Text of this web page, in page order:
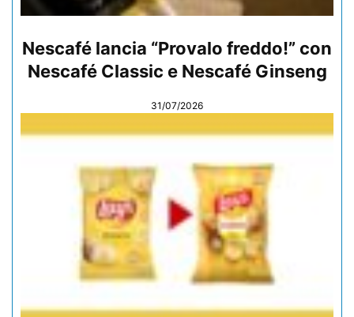
Nescafé lancia “Provalo freddo!” con
Nescafé Classic e Nescafé Ginseng
31/07/2026